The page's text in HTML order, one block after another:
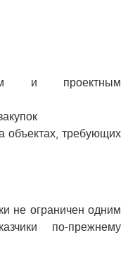
и проектным
требующих
не ограничен одним
по-прежнему